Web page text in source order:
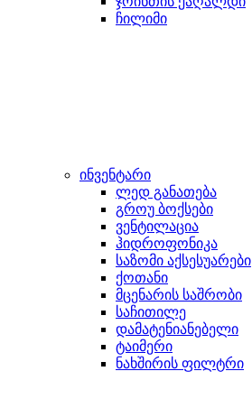
ჩილიმი
ინვენტარი
ლედ განათება
გროუ ბოქსები
ვენტილაცია
ჰიდროფონიკა
საზომი აქსესუარები
ქოთანი
მცენარის საშრობი
საჩითილე
დამატენიანებელი
ტაიმერი
ნახშირის ფილტრი